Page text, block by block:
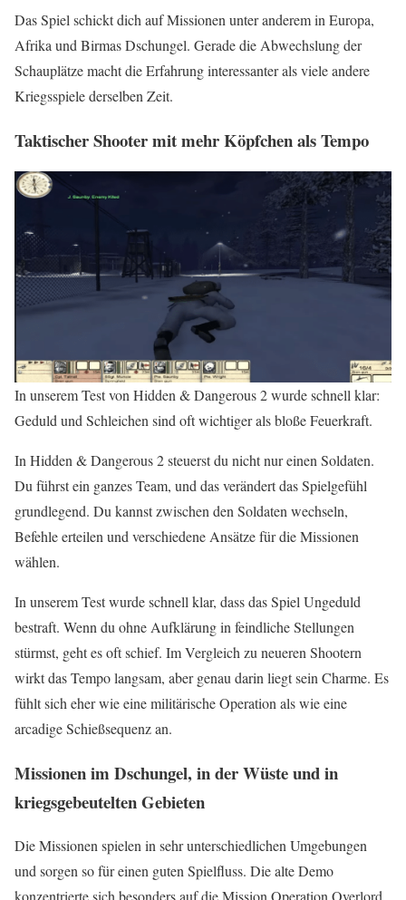
Das Spiel schickt dich auf Missionen unter anderem in Europa,
Afrika und Birmas Dschungel. Gerade die Abwechslung der
Schauplätze macht die Erfahrung interessanter als viele andere
Kriegsspiele derselben Zeit.
Taktischer Shooter mit mehr Köpfchen als Tempo
In unserem Test von Hidden & Dangerous 2 wurde schnell klar:
Geduld und Schleichen sind oft wichtiger als bloße Feuerkraft.
In Hidden & Dangerous 2 steuerst du nicht nur einen Soldaten.
Du führst ein ganzes Team, und das verändert das Spielgefühl
grundlegend. Du kannst zwischen den Soldaten wechseln,
Befehle erteilen und verschiedene Ansätze für die Missionen
wählen.
In unserem Test wurde schnell klar, dass das Spiel Ungeduld
bestraft. Wenn du ohne Aufklärung in feindliche Stellungen
stürmst, geht es oft schief. Im Vergleich zu neueren Shootern
wirkt das Tempo langsam, aber genau darin liegt sein Charme. Es
fühlt sich eher wie eine militärische Operation als wie eine
arcadige Schießsequenz an.
Missionen im Dschungel, in der Wüste und in
kriegsgebeutelten Gebieten
Die Missionen spielen in sehr unterschiedlichen Umgebungen
und sorgen so für einen guten Spielfluss. Die alte Demo